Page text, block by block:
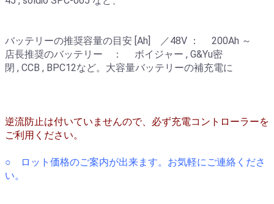
バッテリーの推奨容量の目安 [Ah] ／48V ： 200Ah ～
店長推奨のバッテリー ： ボイジャー , G&Yu密
閉 , CCB , BPC12など。大容量バッテリーの補充電に
逆流防止は付いていませんので、必ず充電コントローラーを
ご利用ください。
○ ロット価格のご案内が出来ます。お気軽にご連絡くださ
い。